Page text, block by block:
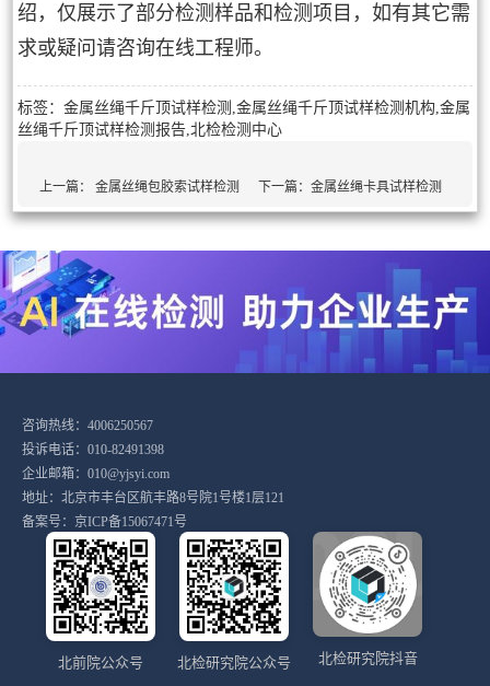
绍，仅展示了部分检测样品和检测项目，如有其它需
求或疑问请咨询在线工程师。
标签：金属丝绳千斤顶试样检测,金属丝绳千斤顶试样检测机构,金属
丝绳千斤顶试样检测报告,北检检测中心
上一篇：金属丝绳包胶索试样检测 下一篇：金属丝绳卡具试样检测
咨询热线：4006250567
投诉电话：010-82491398
企业邮箱：010@yjsyi.com
地址：北京市丰台区航丰路8号院1号楼1层121
备案号： 京ICP备15067471号
北前院公众号 北检研究院公众号 北检研究院抖音